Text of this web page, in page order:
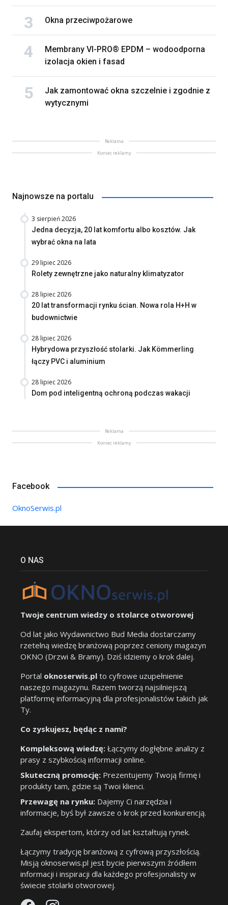
Okna przeciwpożarowe
Membrany VI-PRO® EPDM – wodoodporna
izolacja okien i fasad
Jak zamontować okna szczelnie i zgodnie z
wytycznymi
Reklama
Koniec reklamy
Najnowsze na portalu
3 sierpień 2026
Jedna decyzja, 20 lat komfortu albo kosztów. Jak
wybrać okna na lata
29 lipiec 2026
Rolety zewnętrzne jako naturalny klimatyzator
28 lipiec 2026
20 lat transformacji rynku ścian. Nowa rola H+H w
budownictwie
28 lipiec 2026
Hybrydowa przyszłość stolarki. Jak Kömmerling
łączy PVC i aluminium
28 lipiec 2026
Dom pod inteligentną ochroną podczas wakacji
Reklama
Koniec reklamy
Facebook
OknoSerwis.pl
O NAS
Twoje centrum wiedzy o stolarce otworowej
Od lat jako Wydawnictwo Bud Media dostarczamy
rzetelną wiedzę branżową poprzez ceniony magazyn
OKNO (Drzwi & Bramy). Dziś idziemy o krok dalej.
Portal oknoserwis.pl to cyfrowe uzupełnienie
naszego magazynu. Razem tworzą najsilniejszą
platformę informacyjną dla profesjonalistów takich jak
Ty.
Co zyskujesz, będąc z nami?
Kompleksową wiedzę: Łączymy dogłębne analizy z
prasy z szybkością informacji online.
Skuteczną promocję: Prezentujemy Twoją firmę i
produkty tam, gdzie są Twoi klienci.
Przewagę na rynku: Dajemy Ci narzędzia i
informacje, byś był zawsze o krok przed konkurencją.
Zaufaj ekspertom, którzy od lat kształtują rynek.
Łączymy tradycję branżową z cyfrową przyszłością.
Misją oknoserwis.pl jest bycie pierwszym źródłem
informacji i inspiracji dla każdego profesjonalisty w
świecie stolarki otworowej.